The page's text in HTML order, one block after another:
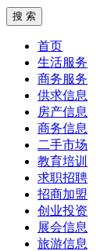
首页
生活服务
商务服务
供求信息
房产信息
商务信息
二手市场
教育培训
求职招聘
招商加盟
创业投资
展会信息
旅游信息